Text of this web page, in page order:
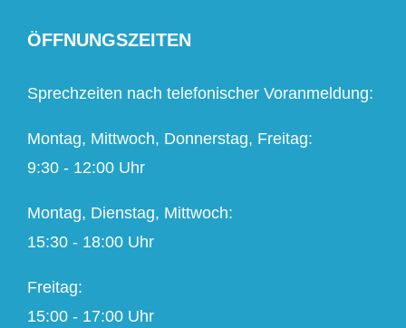
ÖFFNUNGSZEITEN
Sprechzeiten nach telefonischer Voranmeldung:
Montag, Mittwoch, Donnerstag, Freitag:
9:30 - 12:00 Uhr
Montag, Dienstag, Mittwoch:
15:30 - 18:00 Uhr
Freitag:
15:00 - 17:00 Uhr